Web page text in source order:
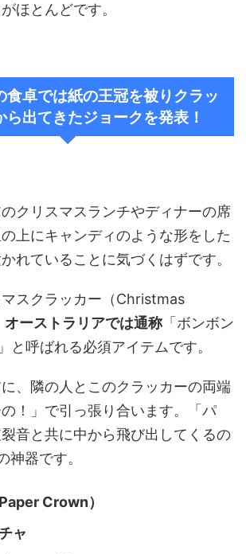
ほとんどです。
食卓では紙の王冠を被りクラッ
ら出てきたジョークを発表！
クリスマスランチやディナーの席
上にキャンディのような形をした
れていることに気づくはずです。
スクラッカー（Christmas
オーストラリアでは通称 「ボンボン
と呼ばれる必須アイテムです。
、隣の人とこのクラッカーの両端
！」で引っ張り合います。「パ
音と共に中から飛び出してくるの
神器です。
Crown）
ャ